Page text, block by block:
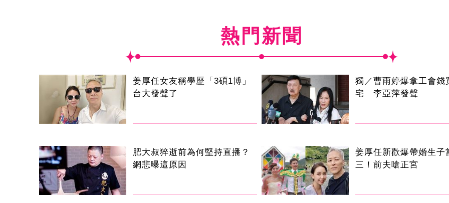
熱門新聞
姜厚任女友稱學歷「3碩1博」
台大發聲了
獨／曹雨婷爆拿工會錢
宅 李亞萍發聲
肥大叔猝逝前為何堅持直播？
網悲曝這原因
姜厚任新歡爆帶婚生子
三！前夫嗆正宮